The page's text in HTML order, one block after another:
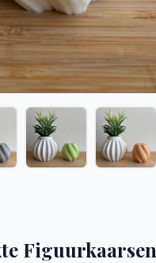
Figuurkaarsen